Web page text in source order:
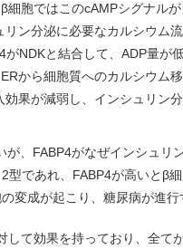
細胞ではこのcAMPシグナル
リン分泌に必要なカルシウム
がNDKと結合して、ADP量が
から細胞質へのカルシウム
果が減弱し、インシュリン
が、FABP4がなぜインシュリ
型であれ、FABP4が高いとβ
変成が起こり、糖尿病が進
して効果を持っており、全て